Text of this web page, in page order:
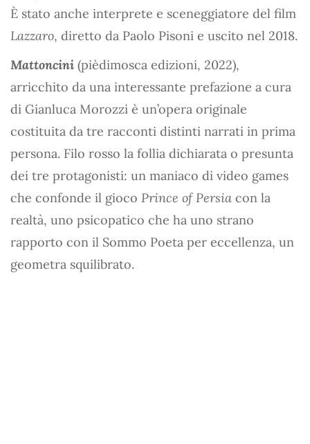
È stato anche interprete e sceneggiatore del film
Lazzaro, diretto da Paolo Pisoni e uscito nel 2018.
Mattoncini (pièdimosca edizioni, 2022),
arricchito da una interessante prefazione a cura
di Gianluca Morozzi è un’opera originale
costituita da tre racconti distinti narrati in prima
persona. Filo rosso la follia dichiarata o presunta
dei tre protagonisti: un maniaco di video games
che confonde il gioco Prince of Persia con la
realtà, uno psicopatico che ha uno strano
rapporto con il Sommo Poeta per eccellenza, un
geometra squilibrato.